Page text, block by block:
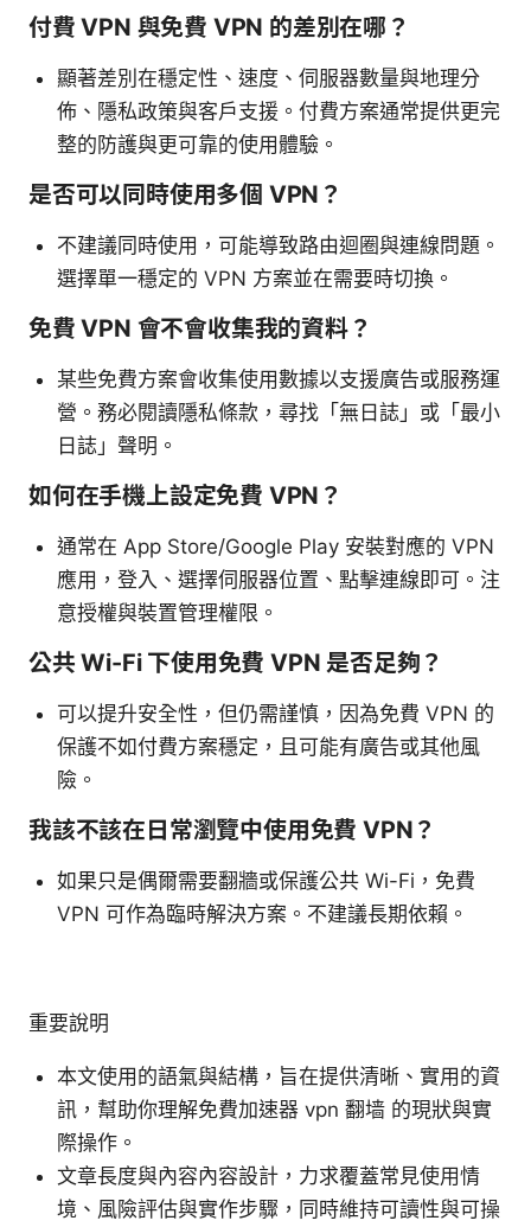
付費 VPN 與免費 VPN 的差別在哪？
顯著差別在穩定性、速度、伺服器數量與地理分
佈、隱私政策與客戶支援。付費方案通常提供更完
整的防護與更可靠的使用體驗。
是否可以同時使用多個 VPN？
不建議同時使用，可能導致路由迴圈與連線問題。
選擇單一穩定的 VPN 方案並在需要時切換。
免費 VPN 會不會收集我的資料？
某些免費方案會收集使用數據以支援廣告或服務運
營。務必閱讀隱私條款，尋找「無日誌」或「最小
日誌」聲明。
如何在手機上設定免費 VPN？
通常在 App Store/Google Play 安裝對應的 VPN
應用，登入、選擇伺服器位置、點擊連線即可。注
意授權與裝置管理權限。
公共 Wi-Fi 下使用免費 VPN 是否足夠？
可以提升安全性，但仍需謹慎，因為免費 VPN 的
保護不如付費方案穩定，且可能有廣告或其他風
險。
我該不該在日常瀏覽中使用免費 VPN？
如果只是偶爾需要翻牆或保護公共 Wi-Fi，免費
VPN 可作為臨時解決方案。不建議長期依賴。
重要說明
本文使用的語氣與結構，旨在提供清晰、實用的資
訊，幫助你理解免費加速器 vpn 翻墙 的現狀與實
際操作。
文章長度與內容內容設計，力求覆蓋常見使用情
境、風險評估與實作步驟，同時維持可讀性與可操